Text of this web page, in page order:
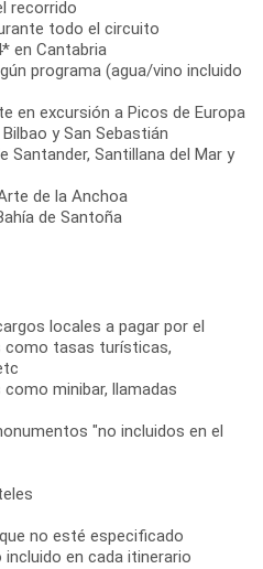
recorrido
todo el circuito
en Cantabria
programa (agua/vino incluido
en excursión a Picos de Europa
y San Sebastián
Santander, Santillana del Mar y
de la Anchoa
de Santoña
locales a pagar por el
como tasas turísticas,
minibar, llamadas
"no incluidos en el
no esté especificado
en cada itinerario